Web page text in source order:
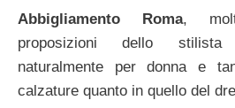
Abbigliamento Roma,
proposizioni dello stilista
naturalmente per donna e
calzature quanto in quello del